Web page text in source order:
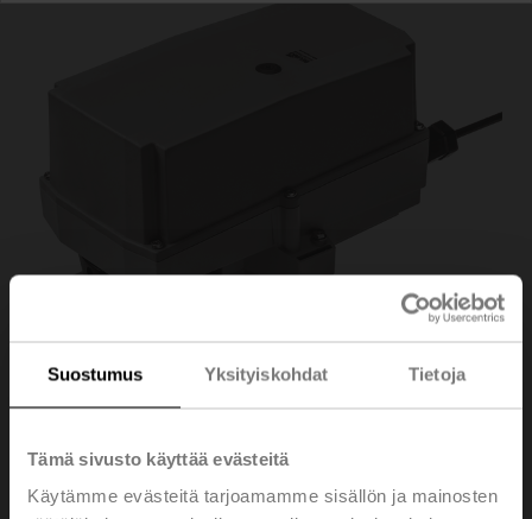
Suostumus Yksityiskohdat Tietoja
Tämä sivusto käyttää evästeitä
Käytämme evästeitä tarjoamamme sisällön ja mainosten
SR24P-MP-R